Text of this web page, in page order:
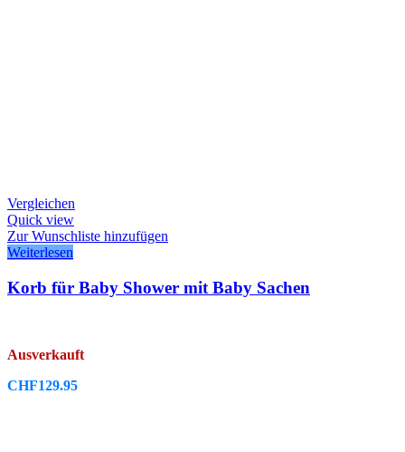
Vergleichen
Quick view
Zur Wunschliste hinzufügen
Weiterlesen
Korb für Baby Shower mit Baby Sachen
Ausverkauft
CHF129.95